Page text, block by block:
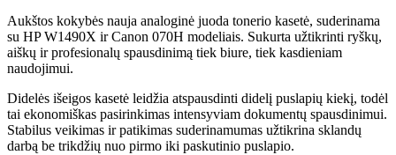
Aukštos kokybės nauja analoginė juoda tonerio kasetė, suderinama
su HP W1490X ir Canon 070H modeliais. Sukurta užtikrinti ryškų,
aiškų ir profesionalų spausdinimą tiek biure, tiek kasdieniam
naudojimui.
Didelės išeigos kasetė leidžia atspausdinti didelį puslapių kiekį, todėl
tai ekonomiškas pasirinkimas intensyviam dokumentų spausdinimui.
Stabilus veikimas ir patikimas suderinamumas užtikrina sklandų
darbą be trikdžių nuo pirmo iki paskutinio puslapio.